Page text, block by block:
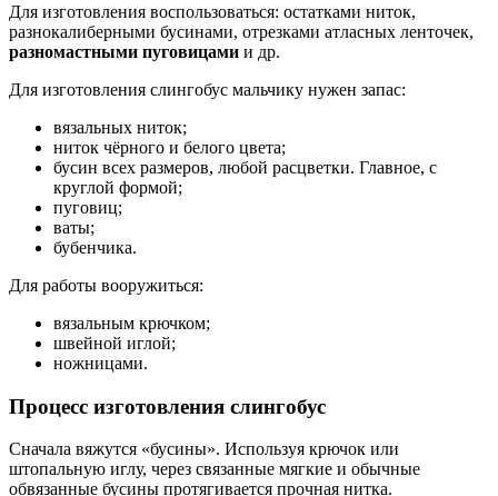
Для изготовления воспользоваться: остатками ниток,
разнокалиберными бусинами, отрезками атласных ленточек,
разномастными пуговицами и др.
Для изготовления слингобус мальчику нужен запас:
вязальных ниток;
ниток чёрного и белого цвета;
бусин всех размеров, любой расцветки. Главное, с
круглой формой;
пуговиц;
ваты;
бубенчика.
Для работы вооружиться:
вязальным крючком;
швейной иглой;
ножницами.
Процесс изготовления слингобус
Сначала вяжутся «бусины». Используя крючок или
штопальную иглу, через связанные мягкие и обычные
обвязанные бусины протягивается прочная нитка.